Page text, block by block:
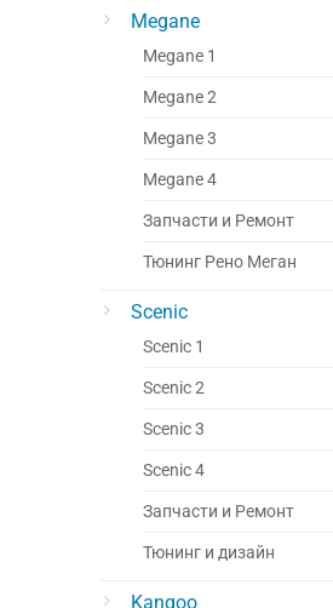
Megane
Megane 1
Megane 2
Megane 3
Megane 4
Запчасти и Ремонт
Тюнинг Рено Меган
Scenic
Scenic 1
Scenic 2
Scenic 3
Scenic 4
Запчасти и Ремонт
Тюнинг и дизайн
Kangoo